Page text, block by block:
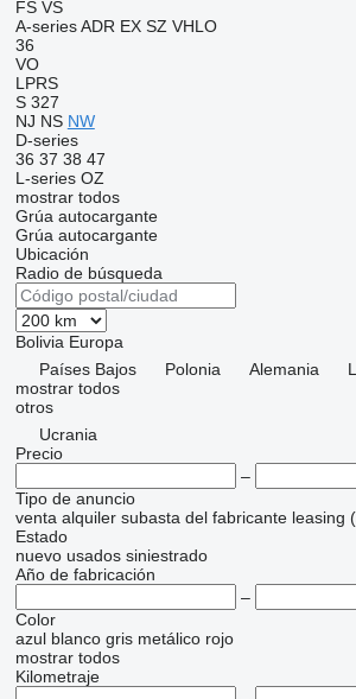
FS VS
A-series ADR EX SZ VHLO
36
VO
LPRS
S 327
NJ NS NW
D-series
36 37 38 47
L-series OZ
mostrar todos
Grúa autocargante
Grúa autocargante
Ubicación
Radio de búsqueda
Bolivia Europa
Países Bajos
Polonia Alemania
mostrar todos
otros
Ucrania
Precio
–
Tipo de anuncio
venta alquiler subasta del fabricante leasing
Estado
nuevo usados siniestrado
Año de fabricación
–
Color
azul blanco gris metálico rojo
mostrar todos
Kilometraje